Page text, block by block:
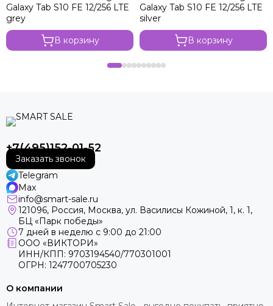
Galaxy Tab S10 FE 12/256 LTE
grey
В корзину
Galaxy Tab S10 FE 12/256 LTE
silver
В корзину
+7(495)152-01-52
Заказать звонок
Telegram
Max
info@smart-sale.ru
121096, Россия, Москва, ул. Василисы Кожиной, 1, к. 1,
БЦ «Парк победы»
7 дней в неделю с 9:00 до 21:00
ООО «ВИКТОРИ»
ИНН/КПП: 9703194540/770301001
ОГРН: 1247700705230
О компании